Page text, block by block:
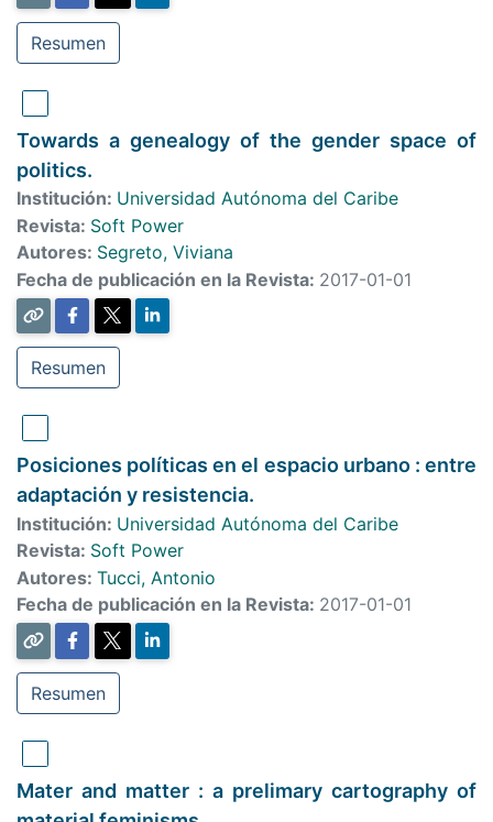
Resumen
Towards a genealogy of the gender space of
politics.
Institución: Universidad Autónoma del Caribe
Revista: Soft Power
Autores: Segreto, Viviana
Fecha de publicación en la Revista: 2017-01-01
Resumen
Posiciones políticas en el espacio urbano : entre
adaptación y resistencia.
Institución: Universidad Autónoma del Caribe
Revista: Soft Power
Autores: Tucci, Antonio
Fecha de publicación en la Revista: 2017-01-01
Resumen
Mater and matter : a prelimary cartography of